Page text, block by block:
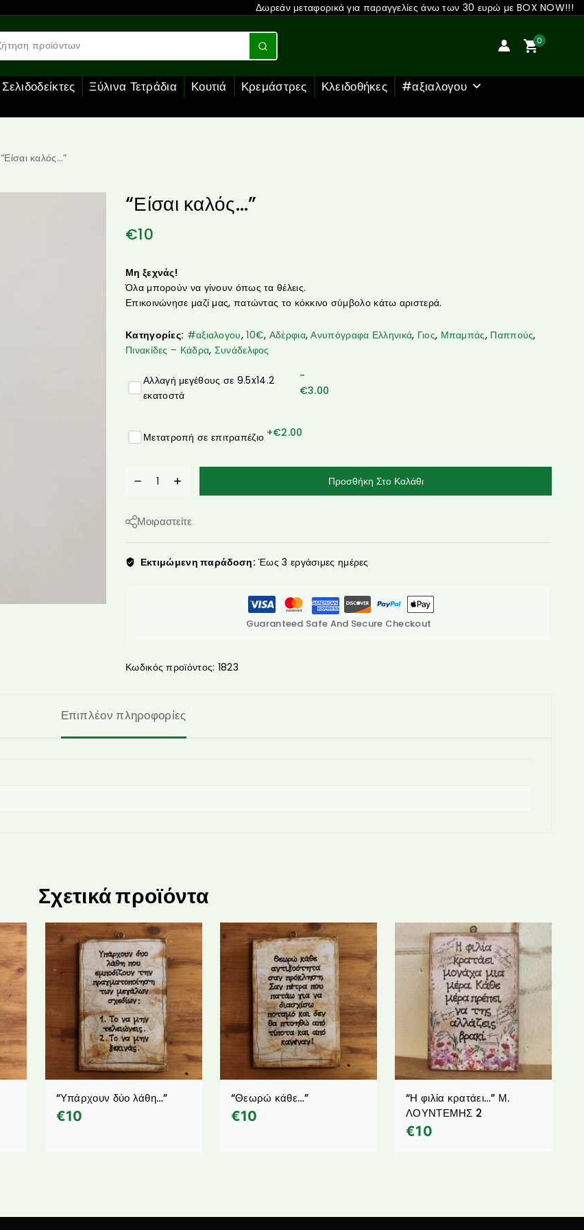
Δωρεάν μεταφορικά για παραγγελίες άνω των 30 ευρώ με BOX NOW!!!
0
Σελιδοδείκτες Ξύλινα Τετράδια Κουτιά Κρεμάστρες Κλειδοθήκες
#αξιαλογου
“Είσαι καλός…”
“Είσαι καλός…”
€10
Μη ξεχνάς!
Όλα μπορούν να γίνουν όπως τα θέλεις.
Επικοινώνησε μαζί μας, πατώντας το κόκκινο σύμβολο κάτω αριστερά.
Κατηγορίες: #αξιαλογου,10€, Αδέρφια,Ανυπόγραφα Ελληνικά, Γιος, Μπαμπάς, Παππούς,
Πινακίδες – Κάδρα, Συνάδελφος
Αλλαγή μεγέθους σε 9.5x14.2
εκατοστά
-
€3.00
Μετατροπή σε επιτραπέζιο +€2.00
Προσθήκη Στο Καλάθι
Μοιραστείτε
Εκτιμώμενη παράδοση: Έως 3 εργάσιμες ημέρες
Guaranteed Safe And Secure Checkout
Κωδικός προϊόντος: 1823
Επιπλέον πληροφορίες
Σχετικά προϊόντα
“Υπάρχουν δύο λάθη…”
€10
“Θεωρώ κάθε…”
€10
“Η φιλία κρατάει…” Μ.
ΛΟΥΝΤΕΜΗΣ 2
€10